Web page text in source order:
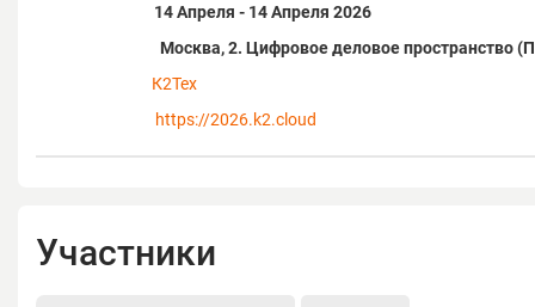
14 Апреля - 14 Апреля 2026
Москва, 2. Цифровое деловое пространство
К2Тех
https://2026.k2.cloud
Участники